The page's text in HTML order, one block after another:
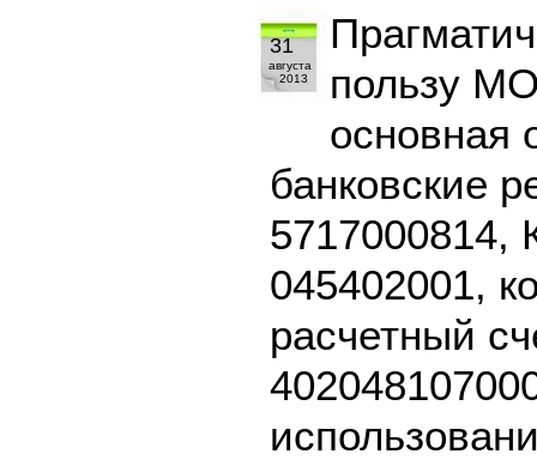
31
августа
2013
пользу
основная
банковские
5717000814,
045402001,
расчетный